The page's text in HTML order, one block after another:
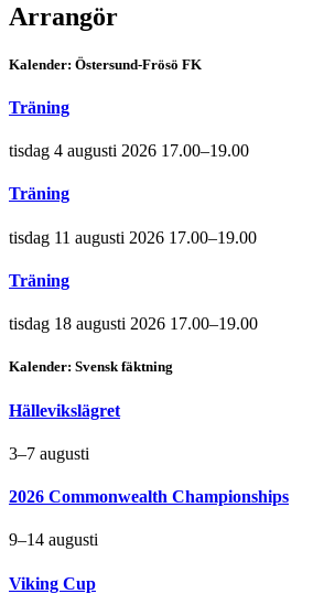
Arrangör
Kalender: Östersund-Frösö FK
Träning
tisdag 4 augusti 2026 17.00–19.00
Träning
tisdag 11 augusti 2026 17.00–19.00
Träning
tisdag 18 augusti 2026 17.00–19.00
Kalender: Svensk fäktning
Hällevikslägret
3–7 augusti
2026 Commonwealth Championships
9–14 augusti
Viking Cup